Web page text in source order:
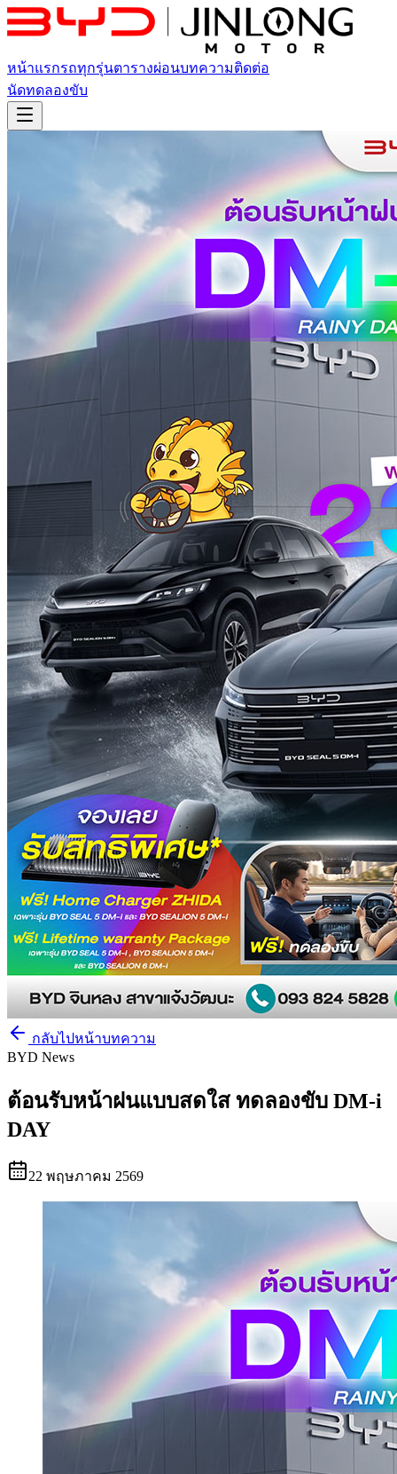
หน้าแรกรถทุกรุ่นตารางผ่อนบทความติดต่อ
นัดทดลองขับ
กลับไปหน้าบทความ
BYD News
ต้อนรับหน้าฝนแบบสดใส ทดลองขับ DM-i
DAY
22 พฤษภาคม 2569